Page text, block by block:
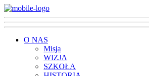
O NAS
Misja
WIZJA
SZKOŁA